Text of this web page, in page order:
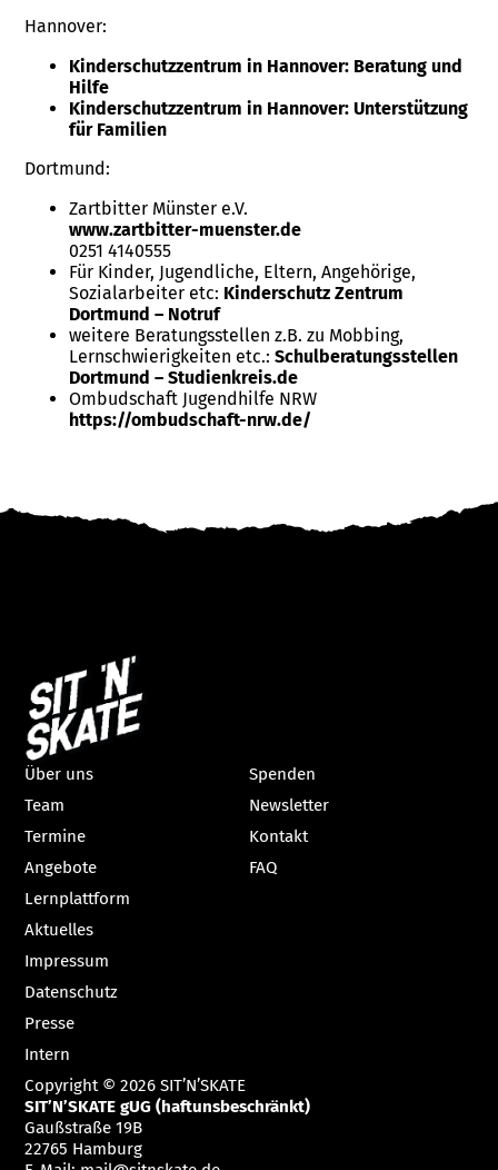
Hannover:
Kinderschutzzentrum in Hannover: Beratung und
Hilfe
Kinderschutzzentrum in Hannover: Unterstützung
für Familien
Dortmund:
Zartbitter Münster e.V.
www.zartbitter-muenster.de
0251 4140555
Für Kinder, Jugendliche, Eltern, Angehörige,
Sozialarbeiter etc: Kinderschutz Zentrum
Dortmund – Notruf
weitere Beratungsstellen z.B. zu Mobbing,
Lernschwierigkeiten etc.:Schulberatungsstellen
Dortmund – Studienkreis.de
Ombudschaft Jugendhilfe NRW
https://ombudschaft-nrw.de/
Über uns
Team
Termine
Angebote
Lernplattform
Aktuelles
Spenden
Newsletter
Kontakt
FAQ
Impressum
Datenschutz
Presse
Intern
Copyright © 2026 SIT’N’SKATE
SIT’N’SKATE gUG (haftunsbeschränkt)
Gaußstraße 19B
22765 Hamburg